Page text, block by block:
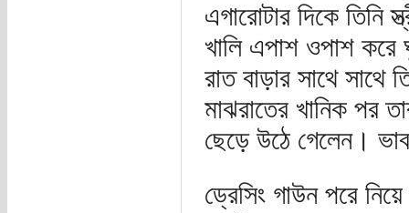
এগারোটার দিকে তিনি
খালি এপাশ ওপাশ করে
রাত বাড়ার সাথে
মাঝরাতের খানিক পর
ছেড়ে উঠে গেলেন।
ড্রেসিং গাউন পরে